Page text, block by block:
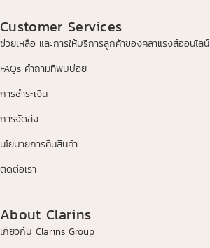
Customer Services
ช่วยเหลือ และการให้บริการลูกค้าของคลาแรงส์ออนไลน์
FAQs คำถามที่พบบ่อย
การชำระเงิน
การจัดส่ง
นโยบายการคืนสินค้า
ติดต่อเรา
About Clarins
เกี่ยวกับ Clarins Group